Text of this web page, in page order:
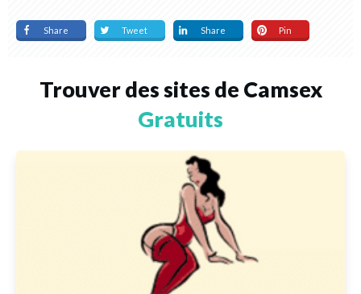
Share Tweet Share Pin
Trouver des sites de Camsex
Gratuits